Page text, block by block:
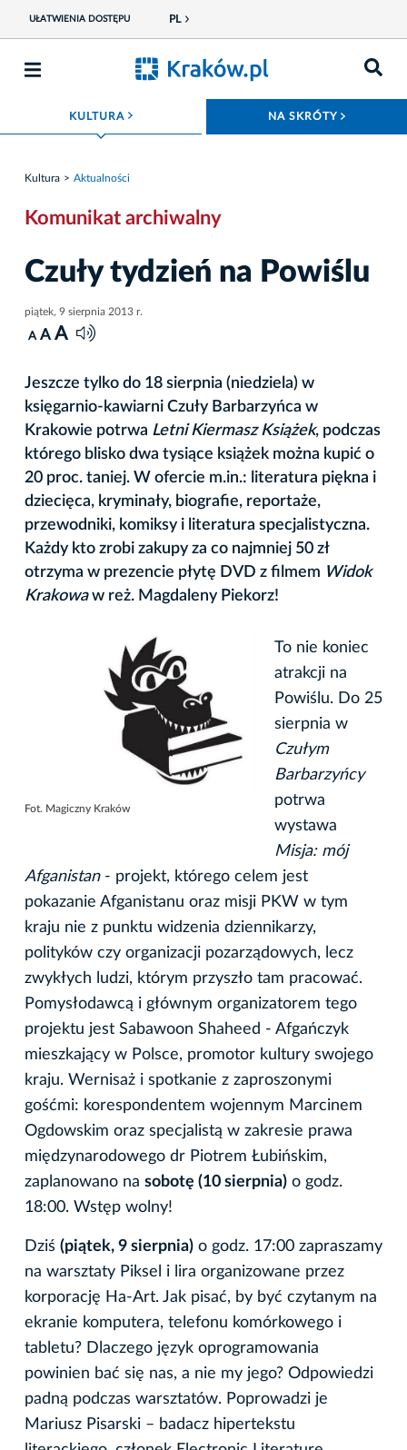
UŁATWIENIA DOSTĘPU PL
KULTURA ROZWIŃ MENU NA SKRÓTY
Kultura Aktualności
Komunikat archiwalny
Czuły tydzień na Powiślu
piątek, 9 sierpnia 2013 r.
A A A
Jeszcze tylko do 18 sierpnia (niedziela) w
księgarnio-kawiarni Czuły Barbarzyńca w
Krakowie potrwa Letni Kiermasz Książek, podczas
którego blisko dwa tysiące książek można kupić o
20 proc. taniej. W ofercie m.in.: literatura piękna i
dziecięca, kryminały, biografie, reportaże,
przewodniki, komiksy i literatura specjalistyczna.
Każdy kto zrobi zakupy za co najmniej 50 zł
otrzyma w prezencie płytę DVD z filmem Widok
Krakowaw reż. Magdaleny Piekorz!
Fot. Magiczny Kraków
To nie koniec
atrakcji na
Powiślu. Do 25
sierpnia w
Czułym
Barbarzyńcy
potrwa
wystawa
Misja: mój
Afganistan- projekt, którego celem jest
pokazanie Afganistanu oraz misji PKW w tym
kraju nie z punktu widzenia dziennikarzy,
polityków czy organizacji pozarządowych, lecz
zwykłych ludzi, którym przyszło tam pracować.
Pomysłodawcą i głównym organizatorem tego
projektu jest Sabawoon Shaheed - Afgańczyk
mieszkający w Polsce, promotor kultury swojego
kraju. Wernisaż i spotkanie z zaproszonymi
gośćmi: korespondentem wojennym Marcinem
Ogdowskim oraz specjalistą w zakresie prawa
międzynarodowego dr Piotrem Łubińskim,
zaplanowano na sobotę (10 sierpnia) o godz.
18:00. Wstęp wolny!
Dziś (piątek, 9 sierpnia) o godz. 17:00 zapraszamy
na warsztaty Piksel i lira organizowane przez
korporację Ha-Art. Jak pisać, by być czytanym na
ekranie komputera, telefonu komórkowego i
tabletu? Dlaczego język oprogramowania
powinien bać się nas, a nie my jego? Odpowiedzi
padną podczas warsztatów. Poprowadzi je
Mariusz Pisarski – badacz hipertekstu